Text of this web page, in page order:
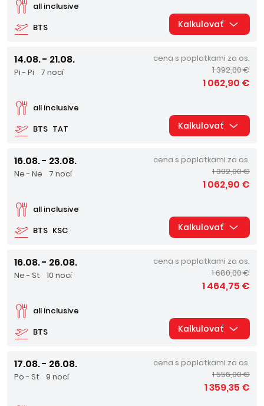
BTS
all inclusive
Kalkulovať
14.08. - 21.08.
Pi - Pi 7 nocí
BTS TAT
all inclusive
cena s poplatkami za os.
1 392,00 €
1 062,90 €
Kalkulovať
16.08. - 23.08.
Ne - Ne 7 nocí
BTS KSC
all inclusive
cena s poplatkami za os.
1 392,00 €
1 062,90 €
Kalkulovať
16.08. - 26.08.
Ne - St 10 nocí
BTS
all inclusive
cena s poplatkami za os.
1 680,00 €
1 464,75 €
Kalkulovať
17.08. - 26.08.
Po - St 9 nocí
cena s poplatkami za os.
1 556,00 €
1 359,35 €